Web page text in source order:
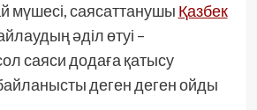
мүшесі, саясаттанушы Қазбек
әділ өтуі –
саяси додаға қатысу
байланысты деген деген ойды